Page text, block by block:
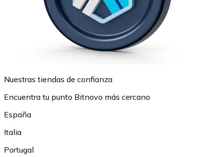
Nuestras tiendas de confianza
Encuentra tu punto Bitnovo más cercano
España
Italia
Portugal